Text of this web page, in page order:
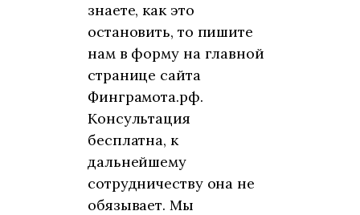
знаете, как это
остановить, то пишите
нам в форму на главной
странице сайта
Финграмота.рф.
Консультация
бесплатна, к
дальнейшему
сотрудничеству она не
обязывает. Мы